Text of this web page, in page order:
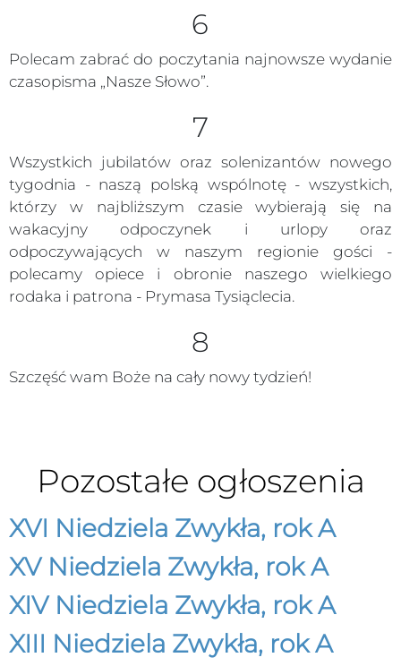
6
Polecam zabrać do poczytania najnowsze wydanie
czasopisma „Nasze Słowo”.
7
Wszystkich jubilatów oraz solenizantów nowego
tygodnia - naszą polską wspólnotę - wszystkich,
którzy w najbliższym czasie wybierają się na
wakacyjny odpoczynek i urlopy oraz
odpoczywających w naszym regionie gości -
polecamy opiece i obronie naszego wielkiego
rodaka i patrona - Prymasa Tysiąclecia.
8
Szczęść wam Boże na cały nowy tydzień!
Pozostałe ogłoszenia
XVI Niedziela Zwykła, rok A
XV Niedziela Zwykła, rok A
XIV Niedziela Zwykła, rok A
XIII Niedziela Zwykła, rok A